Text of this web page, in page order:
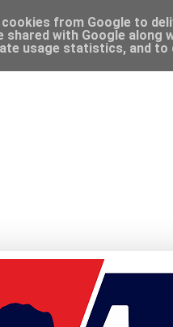
from Google to
shared with Google
usage statistics, and to